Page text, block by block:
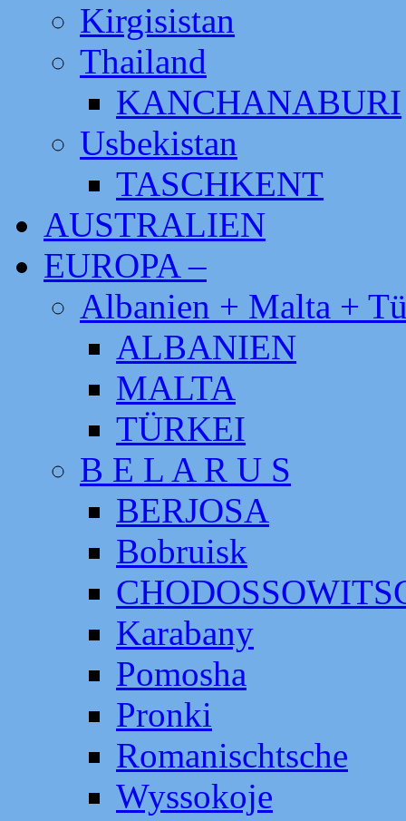
Kirgisistan
Thailand
KANCHANABURI
Usbekistan
TASCHKENT
AUSTRALIEN
EUROPA –
Albanien + Malta +
ALBANIEN
MALTA
TÜRKEI
B E L A R U S
BERJOSA
Bobruisk
Karabany
Pomosha
Pronki
Romanischtsche
Wyssokoje